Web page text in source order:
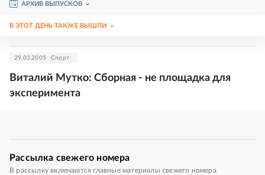
АРХИВ ВЫПУСКОВ
В ЭТОТ ДЕНЬ ТАКЖЕ ВЫШЛИ
29.03.2005 Спорт
Виталий Мутко: Сборная - не площадка для
эксперимента
Рассылка свежего номера
В рассылку включаются главные материалы свежего номера